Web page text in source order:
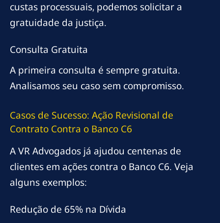
custas processuais, podemos solicitar a
gratuidade da justiça.
Consulta Gratuita
A primeira consulta é sempre gratuita.
Analisamos seu caso sem compromisso.
Casos de Sucesso: Ação Revisional de
Contrato Contra o Banco C6
A VR Advogados já ajudou centenas de
clientes em ações contra o Banco C6. Veja
alguns exemplos:
Redução de 65% na Dívida